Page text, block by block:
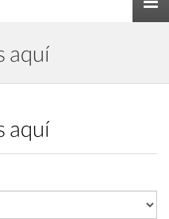
aquí
aquí